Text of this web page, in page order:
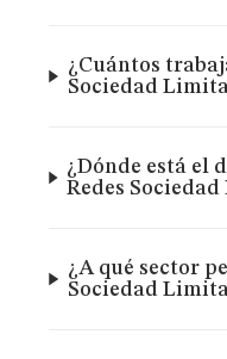
¿Cuántos
Sociedad
¿Dónde está el
Redes
¿A qué sector
Sociedad